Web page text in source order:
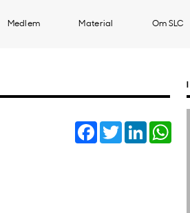
Medlem Material Om SLC
Facebook
TwitterLinkedIn